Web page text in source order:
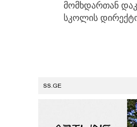
მომხდართან
სკოლის
SS.GE